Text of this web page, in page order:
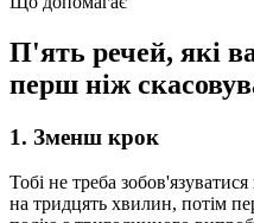
П'ять речей, які
перш ніж
1. Зменш крок
Тобі не треба
на тридцять хвилин, потім